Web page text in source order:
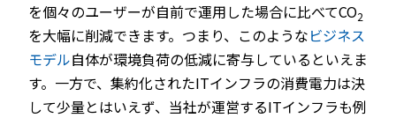
を個々のユーザーが自前で運用した場合に比べてCO2
を大幅に削減できます。つまり、このようなビジネス
モデル自体が環境負荷の低減に寄与しているといえま
す。一方で、集約化されたITインフラの消費電力は決
して少量とはいえず、当社が運営するITインフラも例